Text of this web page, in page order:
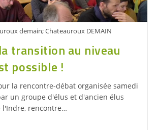
demain; Chateauroux DEMAIN
transition au niveau
possible !
la rencontre-débat organisée samedi
un groupe d'élus et d'ancien élus
l'Indre, rencontre…